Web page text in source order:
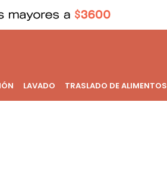
LAVADO TRASLADO DE ALIMENTOS